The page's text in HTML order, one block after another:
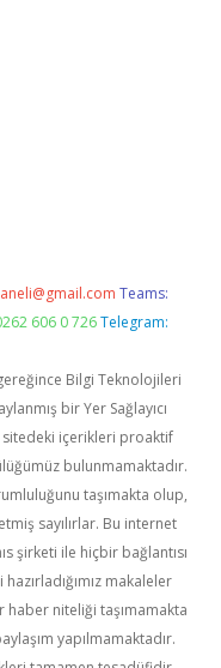
Teams:
606 0 726 Telegram:
Bilgi Teknolojileri
bir Yer Sağlayıcı
içerikleri proaktif
bulunmamaktadır.
taşımakta olup,
sayılırlar. Bu internet
şirketi ile hiçbir bağlantısı
makaleler
haber niteliği taşımamakta
yapılmamaktadır.